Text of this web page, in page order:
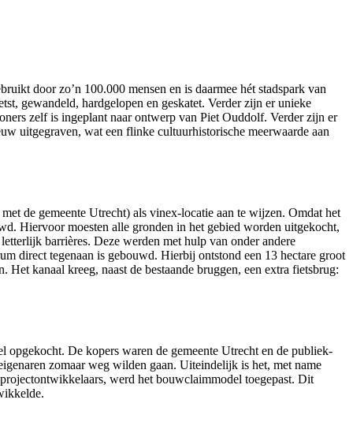
door zo’n 100.000 mensen en is daarmee hét stadspark van
gewandeld, hardgelopen en geskatet. Verder zijn er unieke
zelf is ingeplant naar ontwerp van Piet Ouddolf. Verder zijn er
uitgegraven, wat een flinke cultuurhistorische meerwaarde aan
de gemeente Utrecht) als vinex-locatie aan te wijzen. Omdat het
Hiervoor moesten alle gronden in het gebied worden uitgekocht,
barrières. Deze werden met hulp van onder andere
direct tegenaan is gebouwd. Hierbij ontstond een 13 hectare groot
kanaal kreeg, naast de bestaande bruggen, een extra fietsbrug:
De kopers waren de gemeente Utrecht en de publiek-
zomaar weg wilden gaan. Uiteindelijk is het, met name
werd het bouwclaimmodel toegepast. Dit